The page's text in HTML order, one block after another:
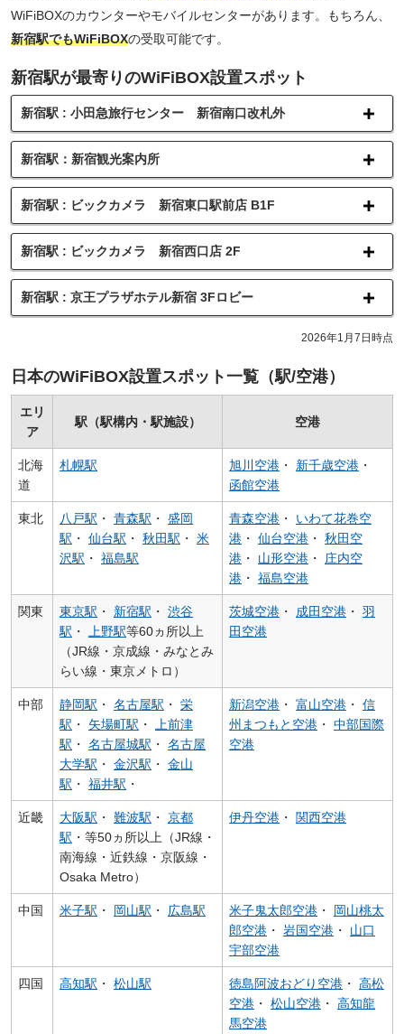
WiFiBOXのカウンターやモバイルセンターがあります。もちろん、
新宿駅でもWiFiBOXの受取可能です。
新宿駅が最寄りのWiFiBOX設置スポット
新宿駅 : 小田急旅行センター 新宿南口改札外
新宿駅：新宿観光案内所
新宿駅 : ビックカメラ 新宿東口駅前店 B1F
新宿駅 : ビックカメラ 新宿西口店 2F
新宿駅 : 京王プラザホテル新宿 3Fロビー
2026年1月7日時点
日本のWiFiBOX設置スポット一覧（駅/空港）
エリ
ア
駅（駅構内・駅施設） 空港
北海
道
札幌駅 旭川空港 ・ 新千歳空港 ・
函館空港
東北 八戸駅 ・ 青森駅 ・ 盛岡
駅 ・ 仙台駅 ・ 秋田駅 ・ 米
沢駅 ・ 福島駅
青森空港 ・ いわて花巻空
港 ・ 仙台空港 ・ 秋田空
港 ・ 山形空港 ・ 庄内空
港 ・ 福島空港
関東 東京駅 ・ 新宿駅 ・ 渋谷
駅 ・ 上野駅等60ヵ所以上
（JR線・京成線・みなとみ
らい線・東京メトロ）
茨城空港 ・ 成田空港 ・ 羽
田空港
中部 静岡駅 ・ 名古屋駅 ・ 栄
駅 ・ 矢場町駅 ・
上前津
駅 ・ 名古屋城駅 ・ 名古屋
大学駅 ・ 金沢駅 ・ 金山
駅 ・ 福井駅 ・
新潟空港 ・ 富山空港 ・ 信
州まつもと空港 ・ 中部国際
空港
近畿 大阪駅 ・ 難波駅 ・ 京都
駅 ・等50ヵ所以上（JR線・
南海線・近鉄線・京阪線・
Osaka Metro）
伊丹空港 ・ 関西空港
中国 米子駅 ・ 岡山駅 ・ 広島駅 米子鬼太郎空港 ・ 岡山桃太
郎空港 ・ 岩国空港 ・ 山口
宇部空港
四国 高知駅 ・ 松山駅 徳島阿波おどり空港 ・ 高松
空港 ・ 松山空港 ・ 高知龍
馬空港